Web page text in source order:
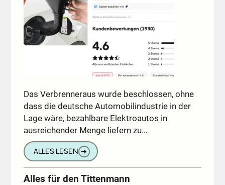
Das Verbrenneraus wurde beschlossen, ohne
dass die deutsche Automobilindustrie in der
Lage wäre, bezahlbare Elektroautos in
ausreichender Menge liefern zu…
ALLES LESEN ➔
Alles für den Tittenmann